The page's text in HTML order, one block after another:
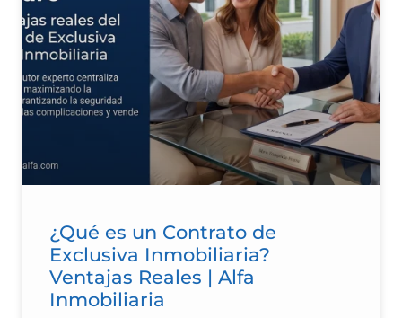
¿Qué es un Contrato de
Exclusiva Inmobiliaria?
Ventajas Reales | Alfa
Inmobiliaria